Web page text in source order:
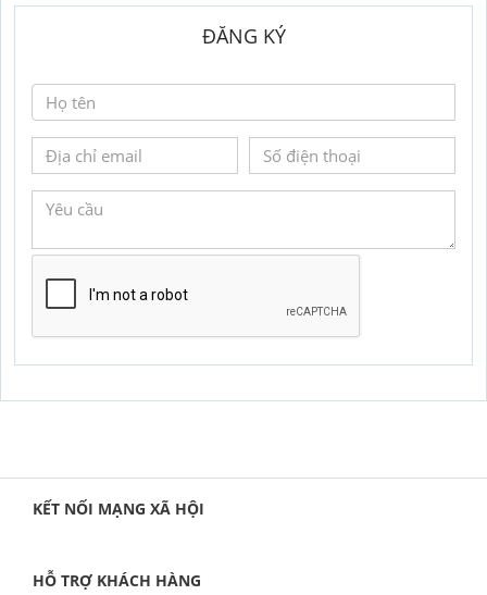
ĐĂNG KÝ
GỬI YÊU CẦU
KẾT NỐI MẠNG XÃ HỘI
HỖ TRỢ KHÁCH HÀNG